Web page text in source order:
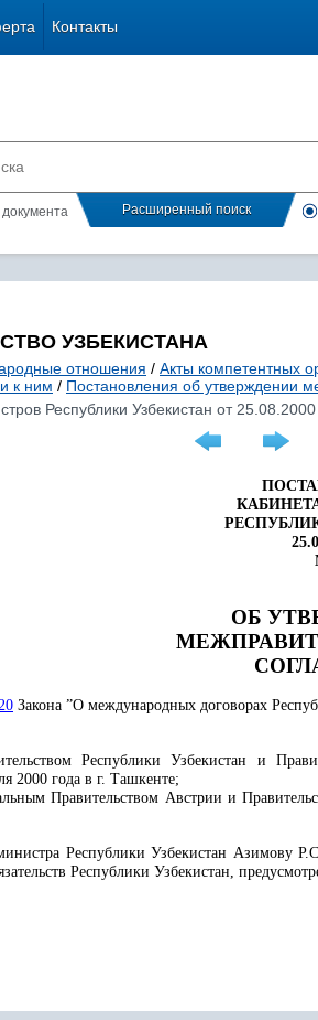
Контакты
документа Расширенный поиск
УЗБЕКИСТАНА
отношения / Акты компетентных
к ним / Постановления об утверждении
Республики Узбекистан от
ОБ
Закона ”О международных договорах
Республики Узбекистан и
2000 года в г. Ташкенте;
Правительством Австрии и
Республики Узбекистан Азимову
Республики Узбекистан,